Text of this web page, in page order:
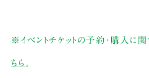
※イベントチケットの予約・購入に
ちら